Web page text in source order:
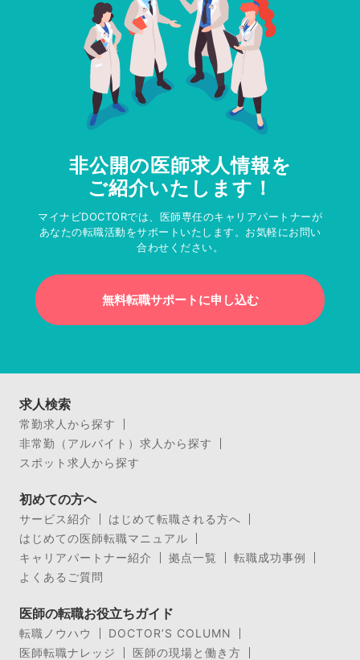
非公開の医師求人情報を
ご紹介いたします！
マイナビDOCTORでは、医師専任のキャリアパートナーが
あなたの転職活動をサポートいたします。お気軽にお問い
合わせください。
無料転職サポートに申し込む
求人検索
常勤求人から探す
非常勤（アルバイト）求人から探す
スポット求人から探す
初めての方へ
サービス紹介
はじめて転職される方へ
はじめての医師転職マニュアル
キャリアパートナー紹介
拠点一覧
転職成功事例
よくあるご質問
医師の転職お役立ちガイド
転職ノウハウ
DOCTOR’S COLUMN
医師転職ナレッジ
医師の現場と働き方